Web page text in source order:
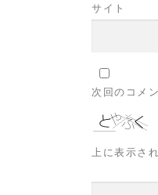
サイト
次回のコメ
上に表示さ